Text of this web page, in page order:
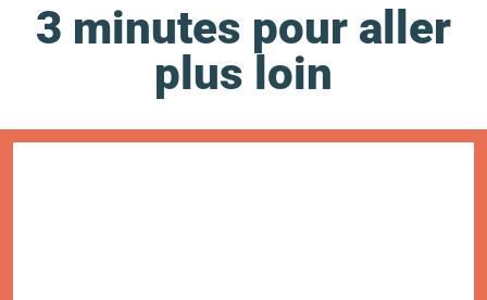
3 minutes pour aller
plus loin